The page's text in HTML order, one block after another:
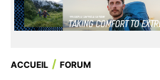
ACCUEIL FORUM